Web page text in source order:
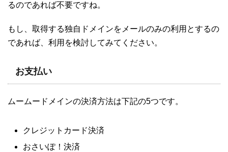
るのであれば不要ですね。
もし、取得する独自ドメインをメールのみの利用とするの
であれば、利用を検討してみてください。
お支払い
ムームードメインの決済方法は下記の5つです。
クレジットカード決済
おさいぽ！決済